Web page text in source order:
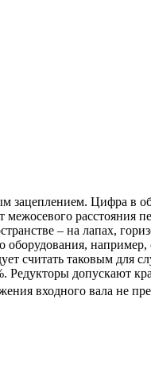
Цифра в
расстояния
– на лапах,
считать таковым для
допускают
входного вала не